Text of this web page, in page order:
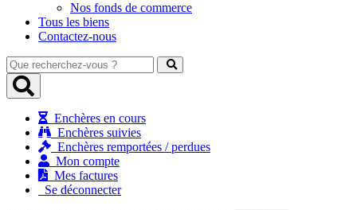
Nos fonds de commerce
Tous les biens
Contactez-nous
Que
recherchez-
vous
Enchères en cours
Enchères suivies
Enchères remportées / perdues
Mon compte
Mes factures
Se déconnecter